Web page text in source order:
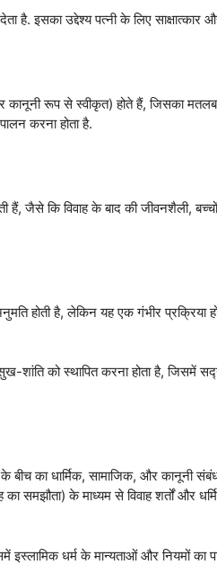
है. इसका उद्देश्य पत्नी के लिए साक्षात्कार
कानूनी रूप से स्वीकृत) होते हैं, जिसका मतलब
करना होता है.
जैसे कि विवाह के बाद की जीवनशैली,
होती है, लेकिन यह एक गंभीर प्रक्रिया
शांति को स्थापित करना होता है, जिसमें
बीच का धार्मिक, सामाजिक, और कानूनी
का समझौता) के माध्यम से विवाह शर्तों और
इस्लामिक धर्म के मान्यताओं और नियमों का